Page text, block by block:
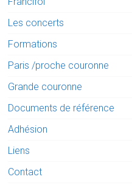
Les concerts
Formations
Paris /proche couronne
Grande couronne
Documents de référence
Adhésion
Liens
Contact